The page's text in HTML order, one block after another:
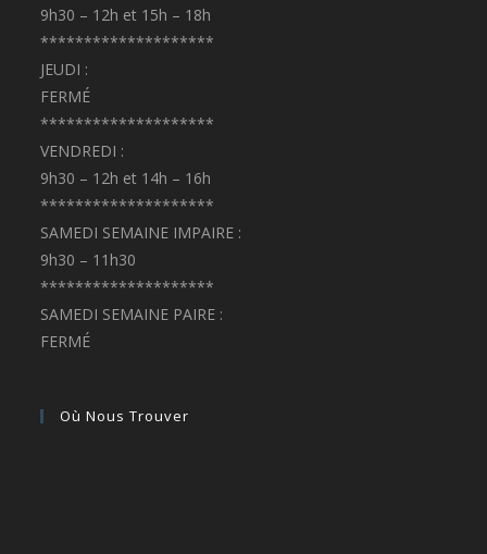
9h30 – 12h et 15h – 18h
********************
JEUDI :
FERMÉ
********************
VENDREDI :
9h30 – 12h et 14h – 16h
********************
SAMEDI SEMAINE IMPAIRE :
9h30 – 11h30
********************
SAMEDI SEMAINE PAIRE :
FERMÉ
Où Nous Trouver